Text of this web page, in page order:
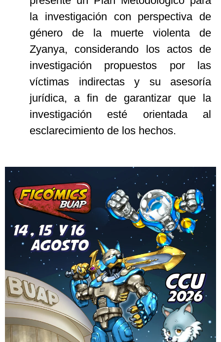
la investigación con perspectiva de
género de la muerte violenta de
Zyanya, considerando los actos de
investigación propuestos por las
víctimas indirectas y su asesoría
jurídica, a fin de garantizar que la
investigación esté orientada al
esclarecimiento de los hechos.